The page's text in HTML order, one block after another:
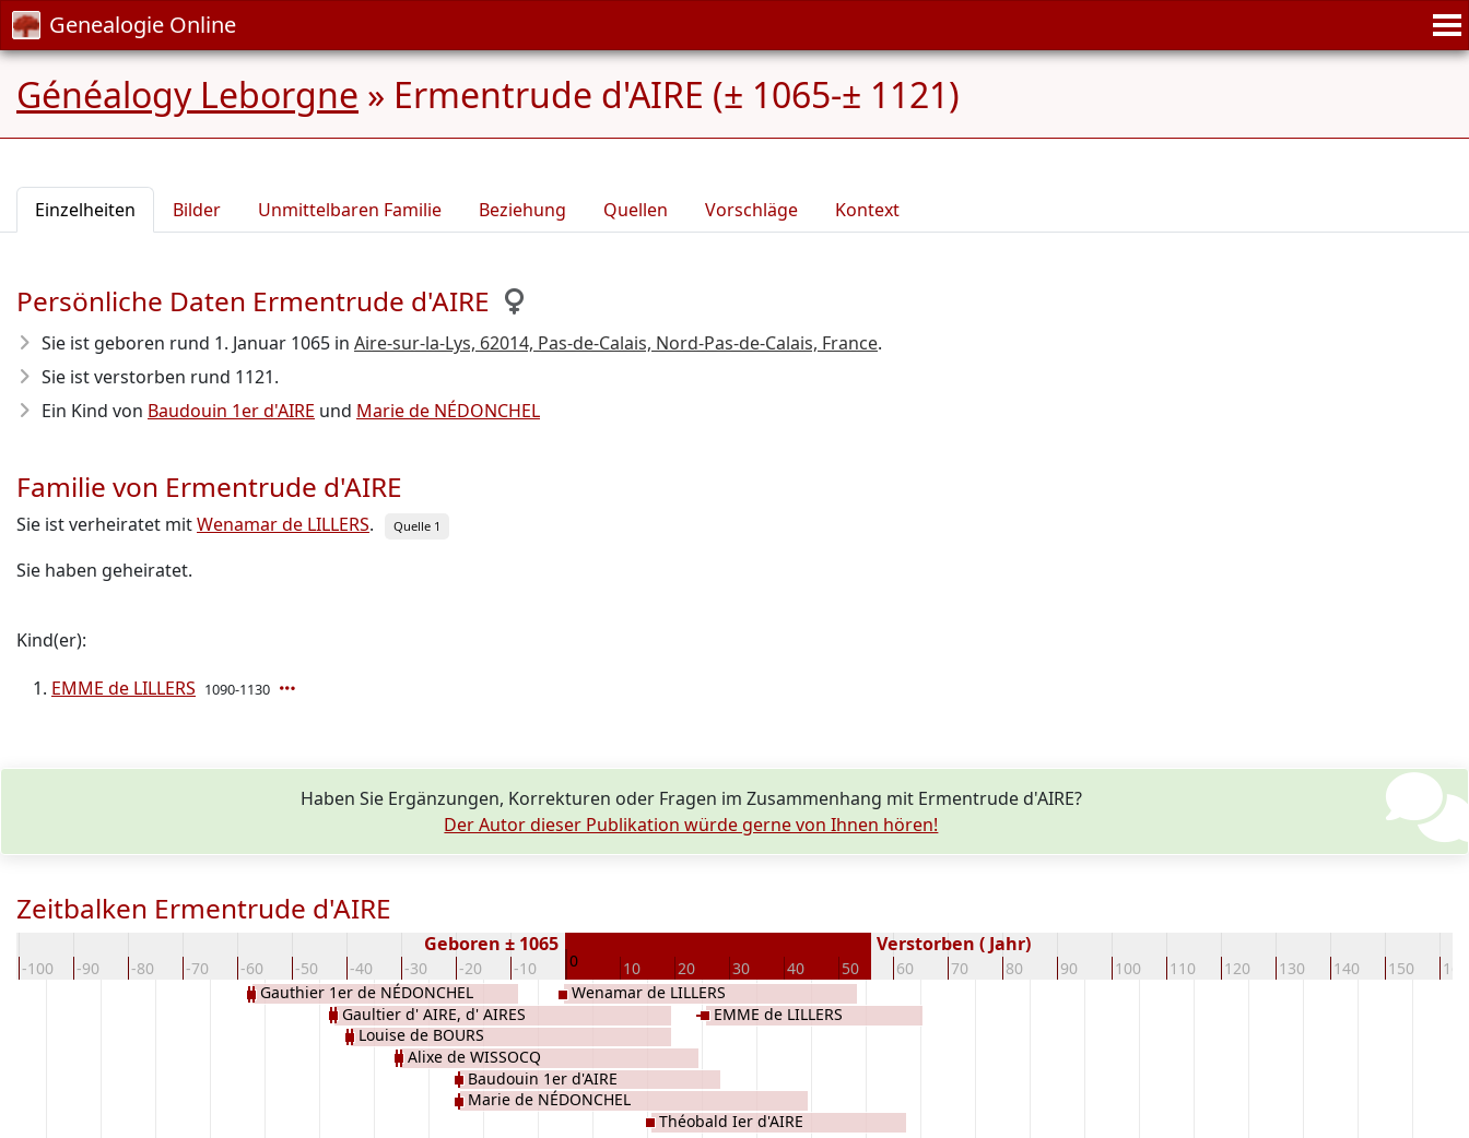
Genealogie Online
Généalogy Leborgne » Ermentrude d'AIRE (± 1065-± 1121)
Einzelheiten Bilder Unmittelbaren Familie Beziehung Quellen Vorschläge Kontext
Persönliche Daten Ermentrude d'AIRE
Sie ist geboren rund 1. Januar 1065 in Aire-sur-la-Lys, 62014, Pas-de-Calais, Nord-Pas-de-Calais, France.
Sie ist verstorben rund 1121.
Ein Kind von Baudouin 1er d'AIRE und Marie de NÉDONCHEL
Familie von Ermentrude d'AIRE
Sie ist verheiratet mitWenamar de LILLERS. Quelle 1
Sie haben geheiratet.
Kind(er):
EMME de LILLERS 1090-1130
Haben Sie Ergänzungen, Korrekturen oder Fragen im Zusammenhang mit Ermentrude d'AIRE?
Der Autor dieser Publikation würde gerne von Ihnen hören!
Zeitbalken Ermentrude d'AIRE
-100 -90 -80 -70 -60 -50 -40 -30 -20 -10 0 10 20 30 40 50 60 70 80 90 100 110 120 130 140 150 160
Geboren ± 1065 Verstorben ( Jahr)
Gauthier 1er de NÉDONCHEL
Gaultier d' AIRE, d' AIRES
Louise de BOURS
Alixe de WISSOCQ
Baudouin 1er d'AIRE
Marie de NÉDONCHEL
Wenamar de LILLERS
Théobald Ier d'AIRE
EMME de LILLERS